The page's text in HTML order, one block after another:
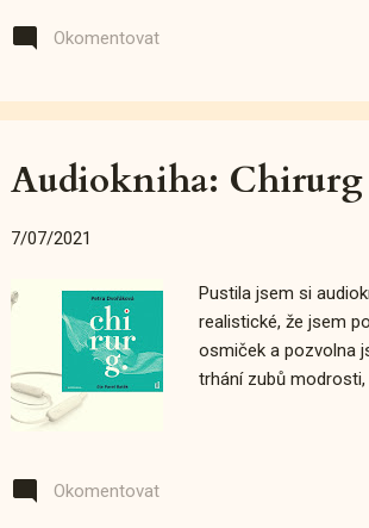
Okomentovat
Audiokniha: Chirurg
7/07/2021
Pustila jsem si
realistické, že jsem
osmiček a pozvolna
trhání zubů
Okomentovat